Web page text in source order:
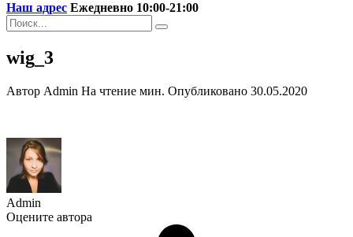
Наш адрес Ежедневно 10:00-21:00
Search
for:
wig_3
Автор Admin На чтение мин. Опубликовано 30.05.2020
Admin
Оцените автора